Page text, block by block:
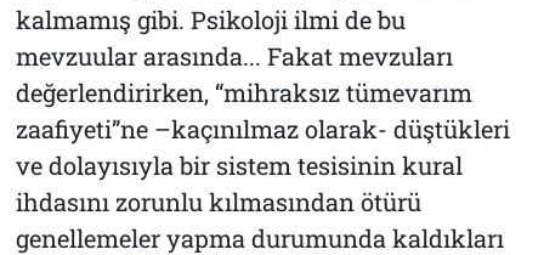
kalmamış gibi. Psikoloji ilmi de bu
mevzuular arasında... Fakat mevzuları
değerlendirirken, “mihraksız tümevarım
zaafiyeti”ne –kaçınılmaz olarak- düştükleri
ve dolayısıyla bir sistem tesisinin kural
ihdasını zorunlu kılmasından ötürü
genellemeler yapma durumunda kaldıkları